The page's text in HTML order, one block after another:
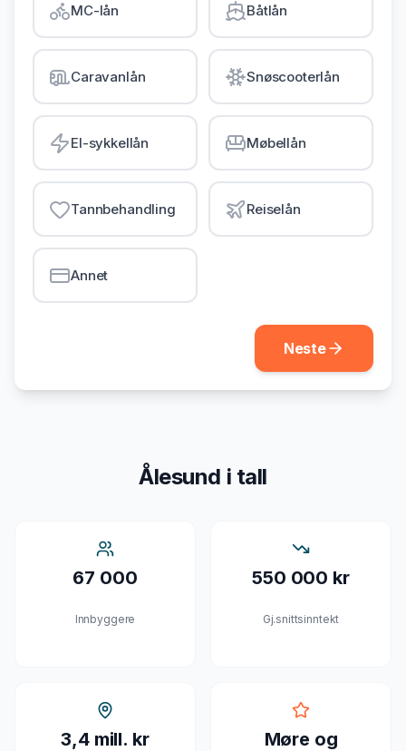
Gjeldsordning
Inkassohjelp
LÅN & KREDITT
Smålån
Lån uten sikkerhet
Kredittkort
Lån på dagen
MC-lån Båtlån
Caravanlån Snøscooterlån
El-sykkellån Møbellån
Tannbehandling Reiselån
Annet
Neste
Ålesund i tall
67 000
Innbyggere
550 000 kr
Gj.snittsinntekt
3,4 mill. kr
Møre og